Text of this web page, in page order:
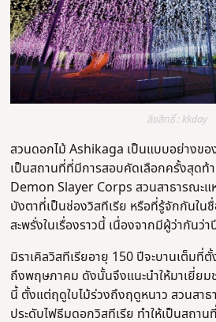
ลิขสิทธิ์ : kkday
สวนดอกไม้ Ashikaga เป็นแบบอย่างขอ
เป็นสถานที่ที่มีการสอบคัดเลือกครั้งสุดท้
Demon Slayer Corps สวนสาธารณะแ
บังตาที่เป็นช่องวิสทีเรีย หรือที่รู้จักกันใน
สะพรั่งในเรื่องราวนี้ เนื่องจากมีผู้ว่ากันว่
มิราเคิลวิสทีเรียอายุ 150 ปีจะบานเต็มที่
ถึงพฤษภาคม ดังนั้นจึงแนะนำให้มาเยี่ยม
นี้ ตั้งแต่ฤดูใบไม้ร่วงถึงฤดูหนาว สวนสา
ประดับไฟธีมดอกวิสทีเรีย ทำให้เป็นสถา